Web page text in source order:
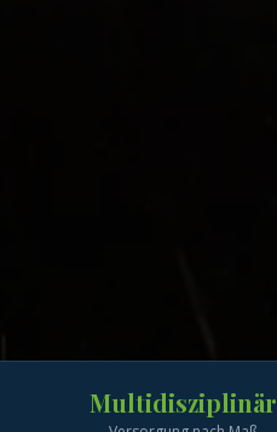
Multidisziplinär